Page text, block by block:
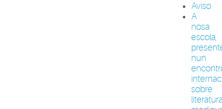
Aviso
A
nosa
escola,
nun
sobre